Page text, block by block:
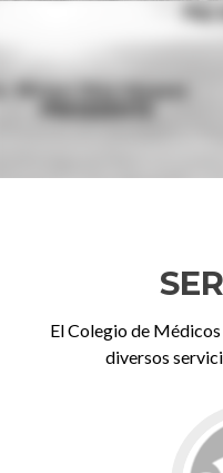
Nota de
El Colegio de
diversos